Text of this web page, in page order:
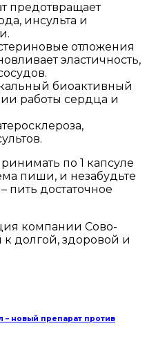
предотвращает
инсульта и
отложения
эластичность,
биоактивный
работы сердца и
по 1 капсуле
пиши, и незабудьте
пить достаточное
компании Сово-
долгой, здоровой и
– новый препарат против